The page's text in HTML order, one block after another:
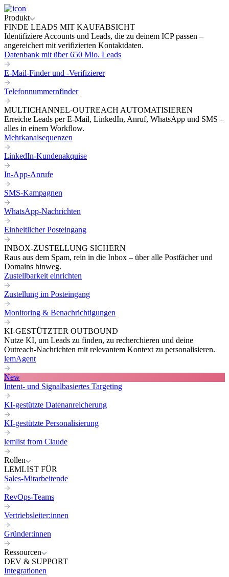
Produkt
FINDE LEADS MIT KAUFABSICHT
Identifiziere Accounts und Leads, die zu deinem ICP passen –
angereichert mit verifizierten Kontaktdaten.
Datenbank mit über 650 Mio. Leads
E-Mail-Finder und -Verifizierer
Telefonnummernfinder
MULTICHANNEL-OUTREACH AUTOMATISIEREN
Erreiche Leads per E-Mail, LinkedIn, Anruf, WhatsApp und SMS –
alles in einem Workflow.
Mehrkanalsequenzen
LinkedIn-Kundenakquise
In-App-Anrufe
SMS-Kampagnen
WhatsApp-Nachrichten
Einheitlicher Posteingang
INBOX-ZUSTELLUNG SICHERN
Raus aus dem Spam, rein in die Inbox – über alle Postfächer und
Domains hinweg.
Zustellbarkeit einrichten
Zustellung im Posteingang
Monitoring & Benachrichtigungen
KI-GESTÜTZTER OUTBOUND
Nutze KI, um Leads zu finden, zu recherchieren und deine
Outreach-Nachrichten mit relevantem Kontext zu personalisieren.
lemAgent
New
Intent- und Signalbasiertes Targeting
KI-gestützte Datenanreicherung
KI-gestützte Personalisierung
lemlist from Claude
Rollen
LEMLIST FÜR
Sales-Mitarbeitende
RevOps-Teams
Vertriebsleiter:innen
Gründer:innen
Ressourcen
DEV & SUPPORT
Integrationen